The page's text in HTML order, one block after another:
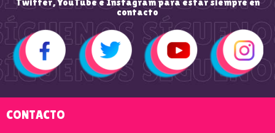
contacto
CONTACTO